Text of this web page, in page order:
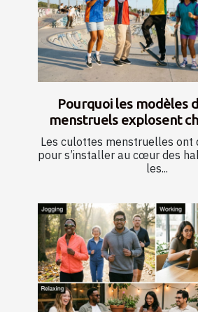
Pourquoi les modèles
menstruels explosent
Les culottes menstruelles ont
pour s’installer au cœur des
les...